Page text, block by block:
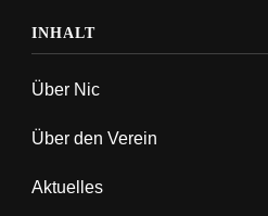
INHALT
Über Nic
Über den Verein
Aktuelles